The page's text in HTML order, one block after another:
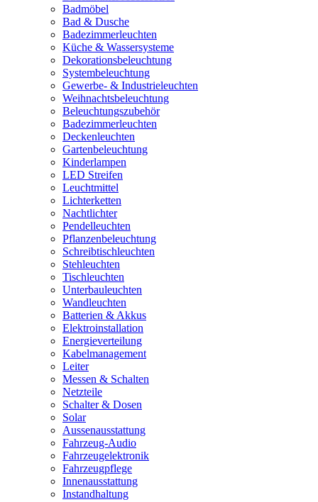
Badmöbel
Bad & Dusche
Badezimmerleuchten
Küche & Wassersysteme
Dekorationsbeleuchtung
Systembeleuchtung
Gewerbe- & Industrieleuchten
Weihnachtsbeleuchtung
Beleuchtungszubehör
Badezimmerleuchten
Deckenleuchten
Gartenbeleuchtung
Kinderlampen
LED Streifen
Leuchtmittel
Lichterketten
Nachtlichter
Pendelleuchten
Pflanzenbeleuchtung
Schreibtischleuchten
Stehleuchten
Tischleuchten
Unterbauleuchten
Wandleuchten
Batterien & Akkus
Elektroinstallation
Energieverteilung
Kabelmanagement
Leiter
Messen & Schalten
Netzteile
Schalter & Dosen
Solar
Aussenausstattung
Fahrzeug-Audio
Fahrzeugelektronik
Fahrzeugpflege
Innenausstattung
Instandhaltung